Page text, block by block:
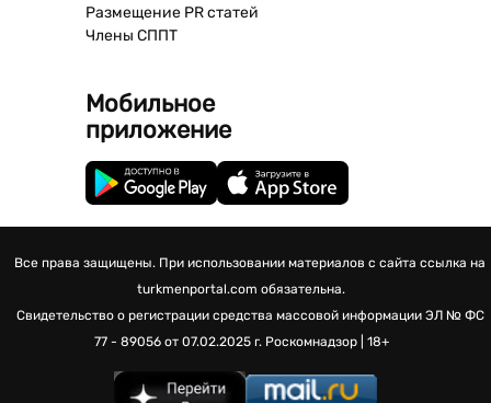
Размещение PR статей
Члены СППТ
Мобильное
приложение
Все права защищены. При использовании материалов с сайта ссылка на
turkmenportal.com обязательна.
Свидетельство о регистрации средства массовой информации ЭЛ № ФС
77 - 89056 от 07.02.2025 г. Роскомнадзор | 18+